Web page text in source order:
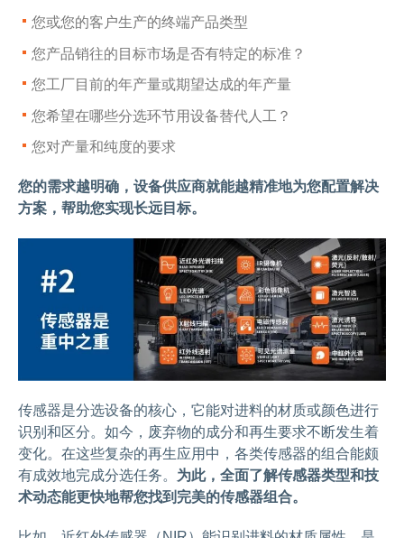
您或您的客户生产的终端产品类型
您产品销往的目标市场是否有特定的标准？
您工厂目前的年产量或期望达成的年产量‍
您希望在哪些分选环节用设备替代人工？
您对产量和纯度的要求
您的需求越明确，设备供应商就能越精准地为您配置解决
方案，帮助您实现长远目标。
传感器是分选设备的核心，它能对进料的材质或颜色进行
识别和区分。如今，废弃物的成分和再生要求不断发生着
变化。在这些复杂的再生应用中，各类传感器的组合能颇
有成效地完成分选任务。 为此，全面了解传感器类型和技
术动态能更快地帮您找到完美的传感器组合。